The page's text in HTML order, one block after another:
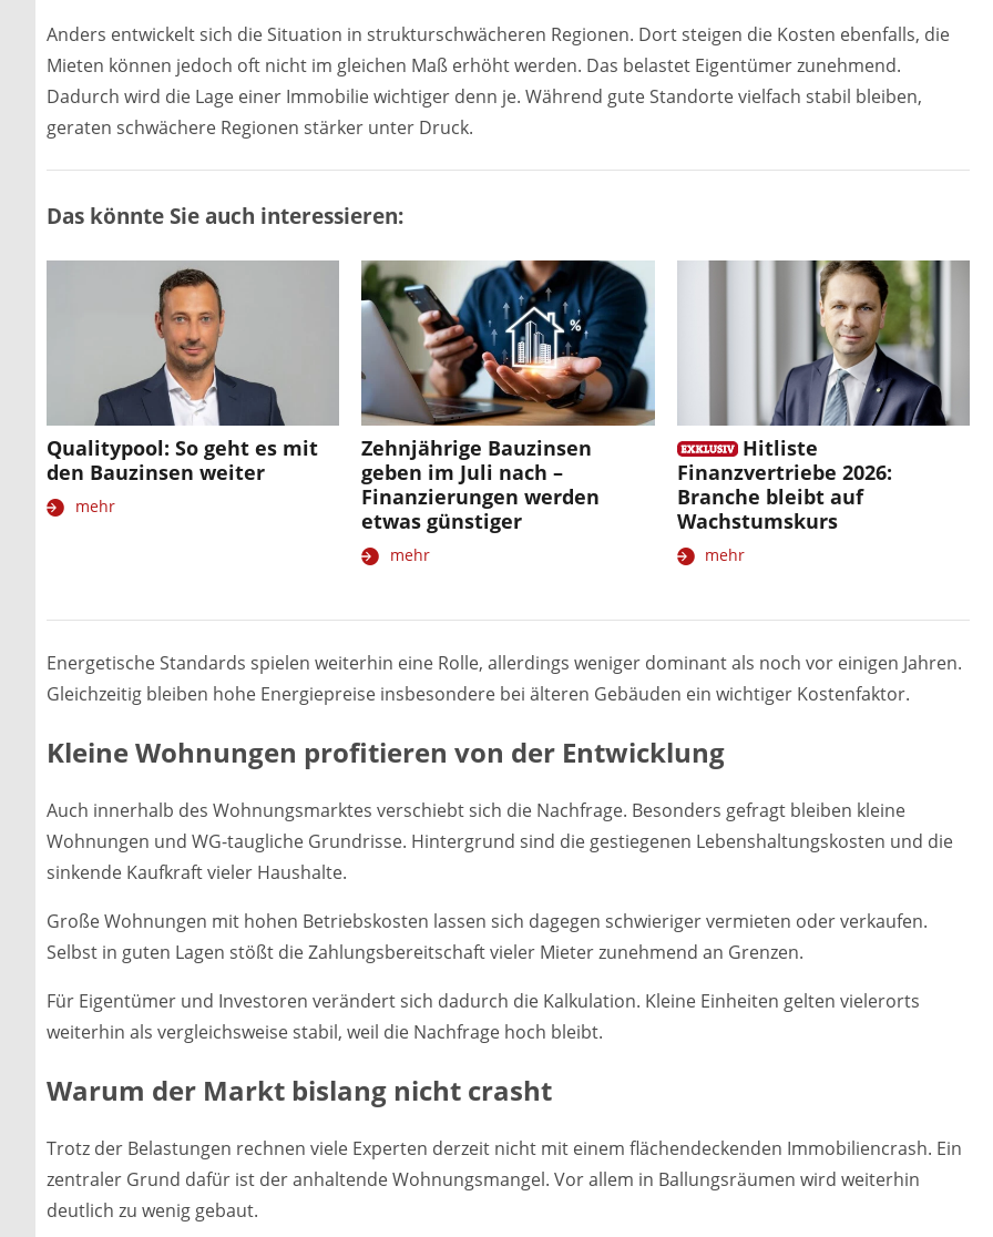
Anders entwickelt sich die Situation in strukturschwächeren Regionen. Dort steigen die Kosten ebenfalls, die
Mieten können jedoch oft nicht im gleichen Maß erhöht werden. Das belastet Eigentümer zunehmend.
Dadurch wird die Lage einer Immobilie wichtiger denn je. Während gute Standorte vielfach stabil bleiben,
geraten schwächere Regionen stärker unter Druck.
Das könnte Sie auch interessieren:
Qualitypool: So geht es mit
den Bauzinsen weiter
mehr
Zehnjährige Bauzinsen
geben im Juli nach –
Finanzierungen werden
etwas günstiger
mehr
Hitliste
Finanzvertriebe 2026:
Branche bleibt auf
Wachstumskurs
mehr
Energetische Standards spielen weiterhin eine Rolle, allerdings weniger dominant als noch vor einigen Jahren.
Gleichzeitig bleiben hohe Energiepreise insbesondere bei älteren Gebäuden ein wichtiger Kostenfaktor.
Kleine Wohnungen profitieren von der Entwicklung
Auch innerhalb des Wohnungsmarktes verschiebt sich die Nachfrage. Besonders gefragt bleiben kleine
Wohnungen und WG-taugliche Grundrisse. Hintergrund sind die gestiegenen Lebenshaltungskosten und die
sinkende Kaufkraft vieler Haushalte.
Große Wohnungen mit hohen Betriebskosten lassen sich dagegen schwieriger vermieten oder verkaufen.
Selbst in guten Lagen stößt die Zahlungsbereitschaft vieler Mieter zunehmend an Grenzen.
Für Eigentümer und Investoren verändert sich dadurch die Kalkulation. Kleine Einheiten gelten vielerorts
weiterhin als vergleichsweise stabil, weil die Nachfrage hoch bleibt.
Warum der Markt bislang nicht crasht
Trotz der Belastungen rechnen viele Experten derzeit nicht mit einem flächendeckenden Immobiliencrash. Ein
zentraler Grund dafür ist der anhaltende Wohnungsmangel. Vor allem in Ballungsräumen wird weiterhin
deutlich zu wenig gebaut.